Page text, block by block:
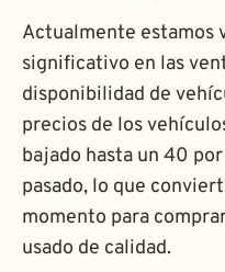
Actualmente estamos
significativo en las
disponibilidad de
precios de los
bajado hasta un 40
pasado, lo que
momento para
usado de calidad.